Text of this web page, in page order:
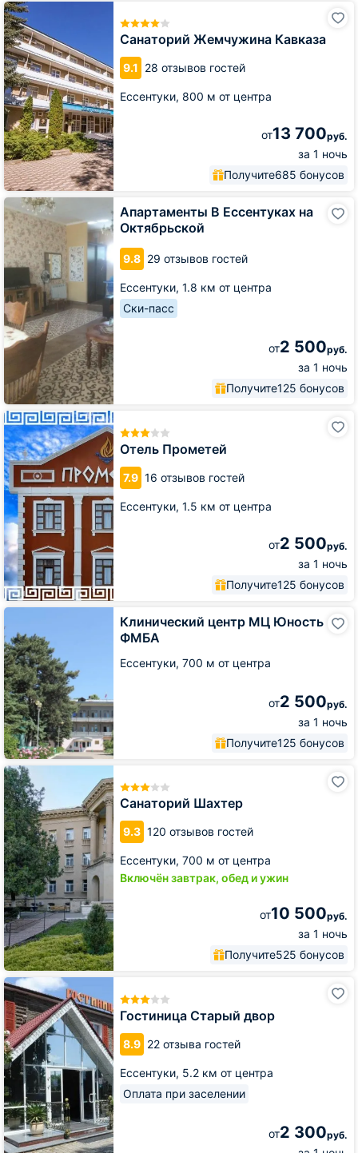
Санаторий Жемчужина Кавказа
9.1 28 отзывов гостей
Ессентуки, 800 м от центра
от13 700руб.
за 1 ночь
Получите685 бонусов
Санаторий
Жемчужина
Кавказа
Апартаменты В Ессентуках на
Октябрьской
9.8 29 отзывов гостей
Ессентуки, 1.8 км от центра
Ски-пасс
от2 500руб.
за 1 ночь
Получите125 бонусов
Апартаменты
В
Ессентуках
на
Октябрьской
Отель Прометей
7.9 16 отзывов гостей
Ессентуки, 1.5 км от центра
от2 500руб.
за 1 ночь
Получите125 бонусов
Отель
Прометей
Клинический центр МЦ Юность
ФМБА
Ессентуки, 700 м от центра
от2 500руб.
за 1 ночь
Получите125 бонусов
Клинический
центр
МЦ
Юность
ФМБА
Санаторий Шахтер
9.3 120 отзывов гостей
Ессентуки, 700 м от центра
Включён завтрак, обед и ужин
от10 500руб.
за 1 ночь
Получите525 бонусов
Санаторий
Шахтер
Гостиница Старый двор
8.9 22 отзыва гостей
Ессентуки, 5.2 км от центра
Оплата при заселении
от2 300руб.
Гостиница
Старый
двор